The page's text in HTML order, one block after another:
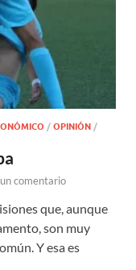
/ OPINIÓN /
comentario
que, aunque
son muy
Y esa es